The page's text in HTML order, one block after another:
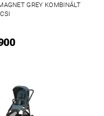
GREY KOMBINÁLT